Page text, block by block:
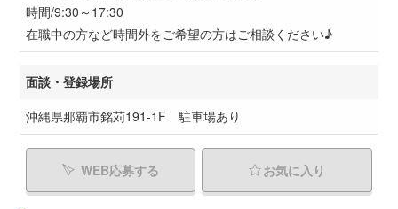
時間/9:30～17:30
在職中の方など時間外をご希望の方はご相談ください♪
面談・登録場所
沖縄県那覇市銘苅191-1F 駐車場あり
WEB応募する お気に入り